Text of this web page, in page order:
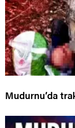
Mudurnu’da